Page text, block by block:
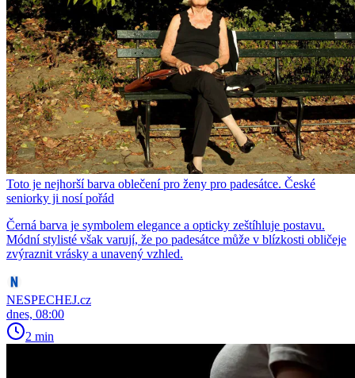
Toto je nejhorší barva oblečení pro ženy pro padesátce. České
seniorky ji nosí pořád
Černá barva je symbolem elegance a opticky zeštíhluje postavu.
Módní stylisté však varují, že po padesátce může v blízkosti obličeje
zvýraznit vrásky a unavený vzhled.
NESPECHEJ.cz
dnes, 08:00
2 min